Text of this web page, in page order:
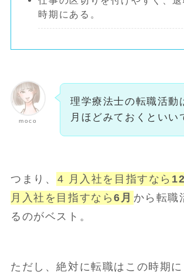
時期にある。
moco
理学療法士の転職活動
月ほどみておくといい
つまり、 4 月入社を目指すなら
月入社を目指すなら6月 から転職
るのがベスト。
ただし、絶対に転職はこの時期